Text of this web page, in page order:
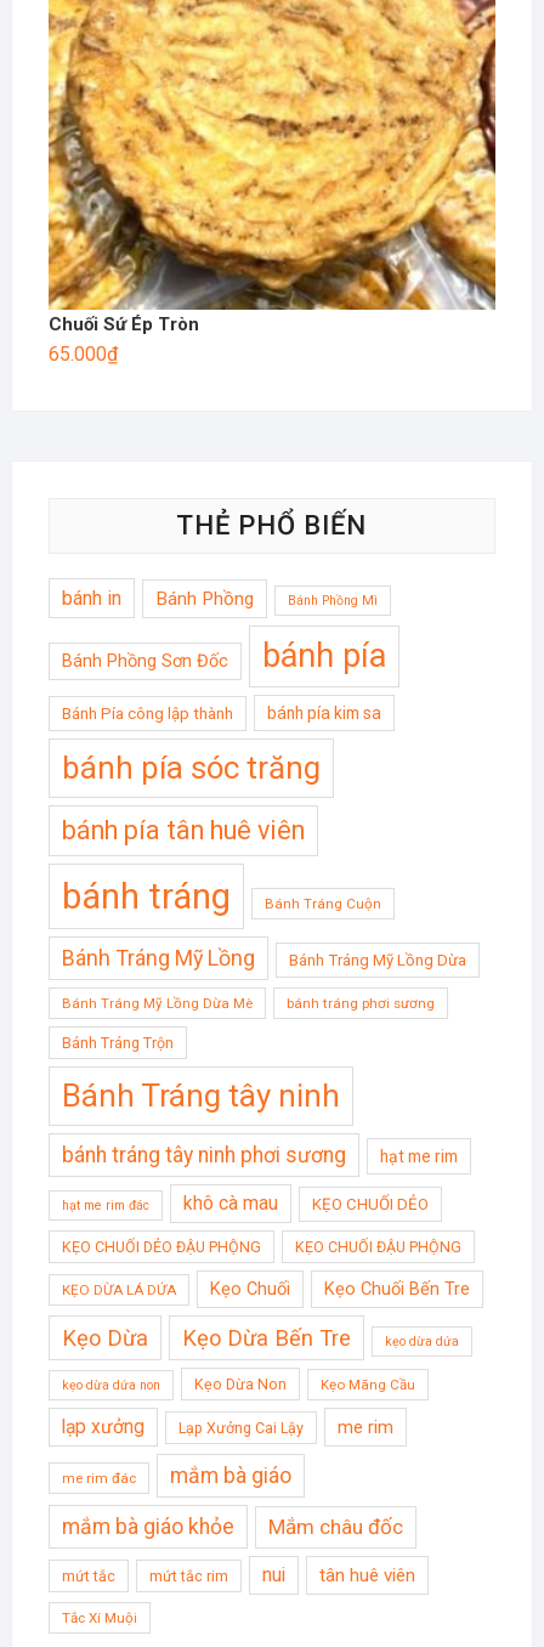
Chuối Sứ Ép Tròn
65.000₫
THẺ PHỔ BIẾN
bánh in Bánh Phồng Bánh Phồng Mì
Bánh Phồng Sơn Đốc bánh pía
Bánh Pía công lập thành bánh pía kim sa
bánh pía sóc trăng
bánh pía tân huê viên
bánh tráng Bánh Tráng Cuộn
Bánh Tráng Mỹ Lồng Bánh Tráng Mỹ Lồng Dừa
Bánh Tráng Mỹ Lồng Dừa Mè bánh tráng phơi sương
Bánh Tráng Trộn
Bánh Tráng tây ninh
bánh tráng tây ninh phơi sương hạt me rim
hạt me rim đác khô cà mau KẸO CHUỐI DẺO
KẸO CHUỐI DẺO ĐẬU PHỘNG KẸO CHUỐI ĐẬU PHỘNG
KẸO DỪA LÁ DỨA Kẹo Chuối Kẹo Chuối Bến Tre
Kẹo Dừa Kẹo Dừa Bến Tre kẹo dừa dứa
kẹo dừa dứa non Kẹo Dừa Non Kẹo Mãng Cầu
lạp xưởng Lạp Xưởng Cai Lậy me rim
me rim đác mắm bà giáo
mắm bà giáo khỏe Mắm châu đốc
mứt tắc mứt tắc rim nui tân huê viên
Tắc Xí Muội